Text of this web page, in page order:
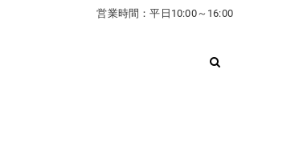
営業時間：平日10:00～16:00